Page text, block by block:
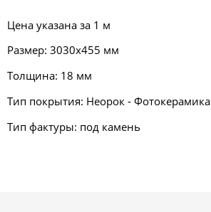
Цена указана за 1 м
Размер: 3030х455 мм
Толщина: 18 мм
Тип покрытия: Неорок - Фотокерамика
Тип фактуры: под камень